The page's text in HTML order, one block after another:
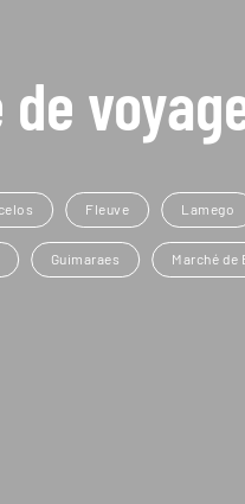
de
Fleuve Lamego
Guimaraes Marché de